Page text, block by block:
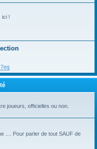
ici !
joueurs, officielles ou non.
.... Pour parler de tout SAUF de